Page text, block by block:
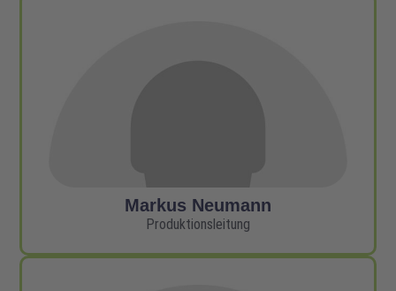
Markus Neumann
Produktionsleitung